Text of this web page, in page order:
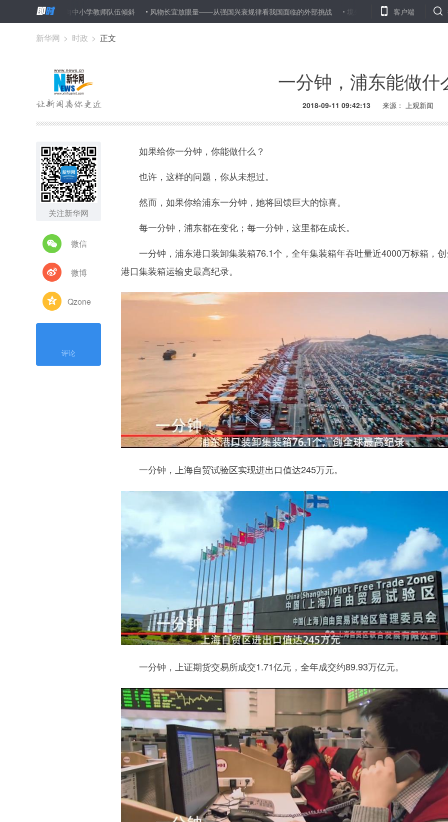
编制向中小学教师队伍倾斜 风物长宜放眼量——从强国兴衰规律看我国面临的外部挑战 境外机构监督"鞭长莫及"？ 开展专项巡视和检
客户端
新华网 > 时政 > 正文
一分钟，浦东能做什
2018-09-11 09:42:13 来源： 上观新闻
关注新华网
微信
微博
Qzone
评论
如果给你一分钟，你能做什么？
也许，这样的问题，你从未想过。
然而，如果你给浦东一分钟，她将回馈巨大的惊喜。
每一分钟，浦东都在变化；每一分钟，这里都在成长。
一分钟，浦东港口装卸集装箱76.1个，全年集装箱年吞吐量近4000万标箱，
港口集装箱运输史最高纪录。
一分钟，上海自贸试验区实现进出口值达245万元。
一分钟，上证期货交易所成交1.71亿元，全年成交约89.93万亿元。